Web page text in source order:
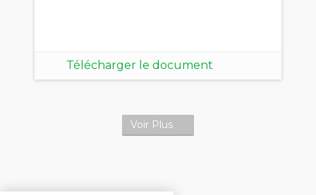
Télécharger le document
Voir Plus